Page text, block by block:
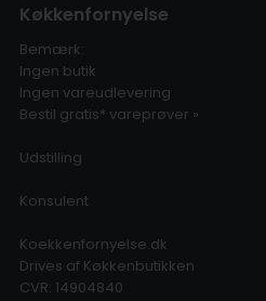
Køkkenfornyelse
Bemærk:
Ingen butik
Ingen vareudlevering
Bestil gratis* vareprøver »
Udstilling
Konsulent
Koekkenfornyelse.dk
Drives af Køkkenbutikken
CVR: 14904840